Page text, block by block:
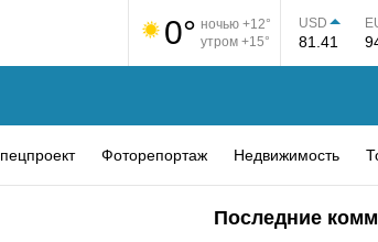
0° ночью +12°
утром +15°
USD
81.41
Фоторепортаж Недвижимость
Последние